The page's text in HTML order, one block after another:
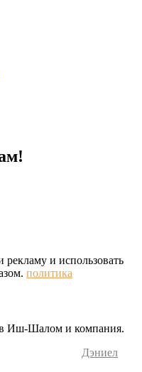
рекламу и использовать
политика
Иш-Шалом и компания.
Дэниел